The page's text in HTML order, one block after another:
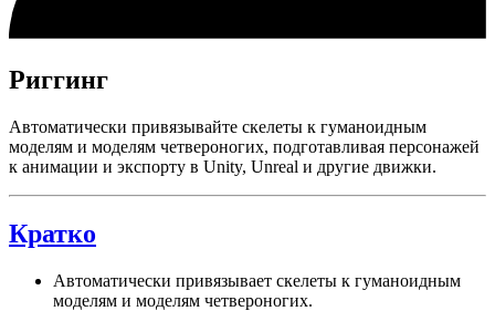
Риггинг
Автоматически привязывайте скелеты к гуманоидным
моделям и моделям четвероногих, подготавливая персонажей
к анимации и экспорту в Unity, Unreal и другие движки.
Кратко
Автоматически привязывает скелеты к гуманоидным
моделям и моделям четвероногих.